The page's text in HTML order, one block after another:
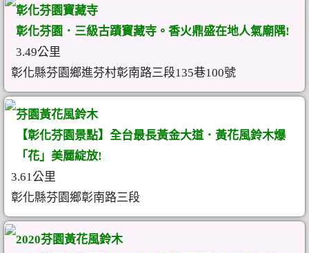
彰化芬園寶藏寺
彰化芬園．三級古蹟寶藏寺。香火鼎盛在地人氣廟隅!
3.49公里
彰化縣芬園鄉進芬村彰南路三段135巷100號
芬園黃花風鈴木
【彰化芬園景點】全台最長黃金大道．黃花風鈴木爆
「花」美麗綻放!
3.61公里
彰化縣芬園鄉彰南路三段
2020芬園黃花風鈴木